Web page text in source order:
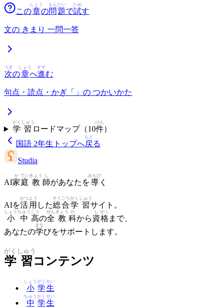
この章
しょう
の問
もん
題
だい
で試
ため
す
文の きまり 一問一答
次
つぎ
の章
しょう
へ進
すす
む
句点・読点・かぎ「」の つかいかた
学
がく
習
しゅう
ロードマップ（10件
けん
）
国語 2年生 トップへ戻
もど
る
Studia
AI家
か
庭
てい
教
きょう
師
し
があなたを導
みちび
く
AIを活
かつ
用
よう
した総
そう
合
ごう
学
がく
習
しゅう
サイト。
小
しょう
中
ちゅう
高
こう
の全
ぜん
教
きょう
科
か
から資
し
格
かく
まで、
あなたの学
まな
びをサポートします。
学
がく
習
しゅう
コンテンツ
小
しょう
学
がく
生
せい
中
ちゅう
学
がく
生
せい